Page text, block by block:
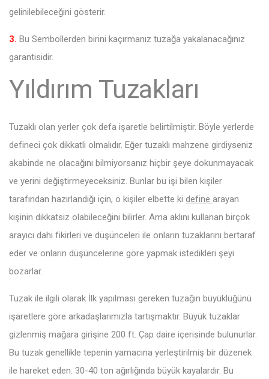
gelinilebileceğini gösterir.
3. Bu Sembollerden birini kaçırmanız tuzağa yakalanacağınız
garantisidir.
Yıldırım Tuzakları
Tuzaklı olan yerler çok defa işaretle belirtilmiştir. Böyle yerlerde
defineci çok dikkatli olmalıdır. Eğer tuzaklı mahzene girdiyseniz
akabinde ne olacağını bilmiyorsanız hiçbir şeye dokunmayacak
ve yerini değiştirmeyeceksiniz. Bunlar bu işi bilen kişiler
tarafından hazırlandığı için, o kişiler elbette ki define arayan
kişinin dikkatsiz olabileceğini bilirler. Ama aklını kullanan birçok
arayıcı dahi fikirleri ve düşünceleri ile onların tuzaklarını bertaraf
eder ve onların düşüncelerine göre yapmak istedikleri şeyi
bozarlar.
Tuzak ile ilgili olarak İlk yapılması gereken tuzağın büyüklüğünü
işaretlere göre arkadaşlarımızla tartışmaktır. Büyük tuzaklar
gizlenmiş mağara girişine 200 ft. Çap daire içerisinde bulunurlar.
Bu tuzak genellikle tepenin yamacına yerleştirilmiş bir düzenek
ile hareket eden. 30-40 ton ağırlığında büyük kayalardır. Bu